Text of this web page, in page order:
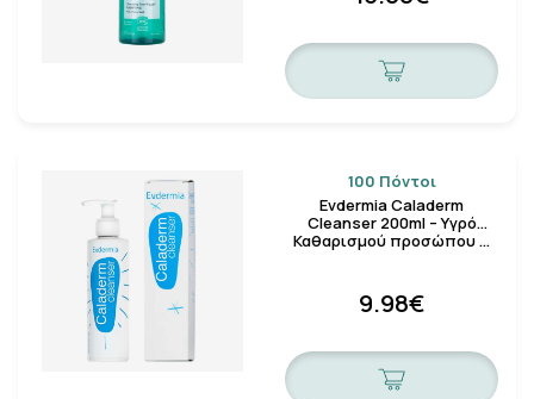
100 Πόντοι
Evdermia Caladerm
Cleanser 200ml – Υγρό
Καθαρισμού προσώπου …
9.98€